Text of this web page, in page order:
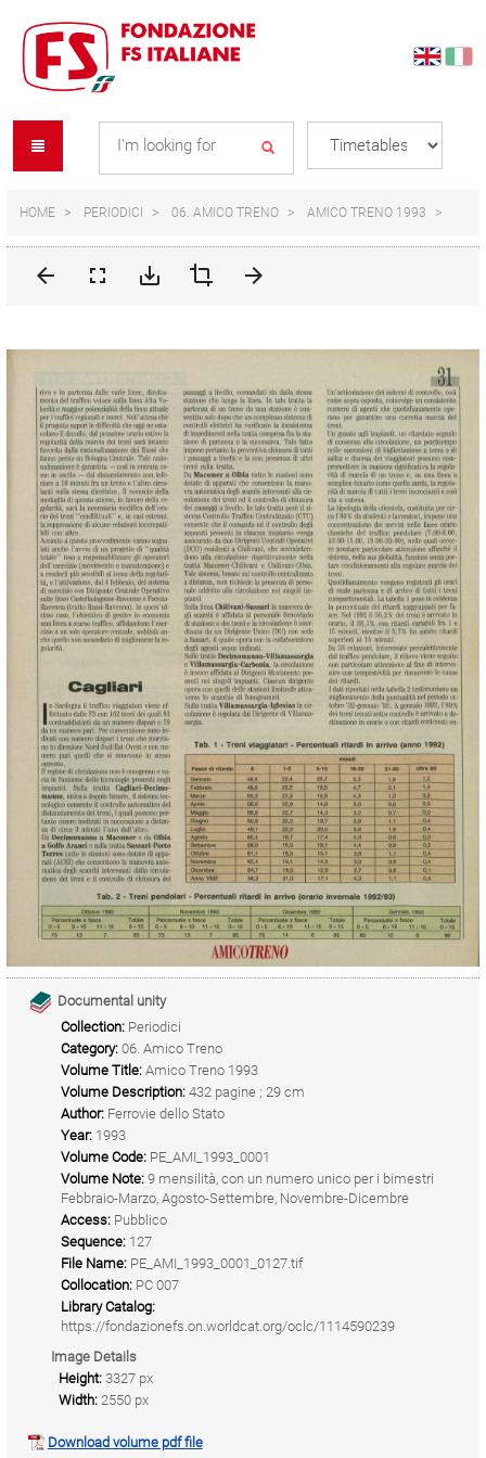
content
navigation
menu
HOME PERIODICI 06. AMICO TRENO AMICO TRENO 1993
Documental unity
Collection: Periodici
Category: 06. Amico Treno
Volume Title: Amico Treno 1993
Volume Description: 432 pagine ; 29 cm
Author: Ferrovie dello Stato
Year: 1993
Volume Code: PE_AMI_1993_0001
Volume Note: 9 mensilità, con un numero unico per i bimestri
Febbraio-Marzo, Agosto-Settembre, Novembre-Dicembre
Access: Pubblico
Sequence: 127
File Name: PE_AMI_1993_0001_0127.tif
Collocation: PC 007
Library Catalog:
https://fondazionefs.on.worldcat.org/oclc/1114590239
Image Details
Height: 3327 px
Width: 2550 px
Download volume pdf file